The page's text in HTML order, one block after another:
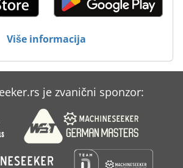
Više informacija
je zvanični sponzor: